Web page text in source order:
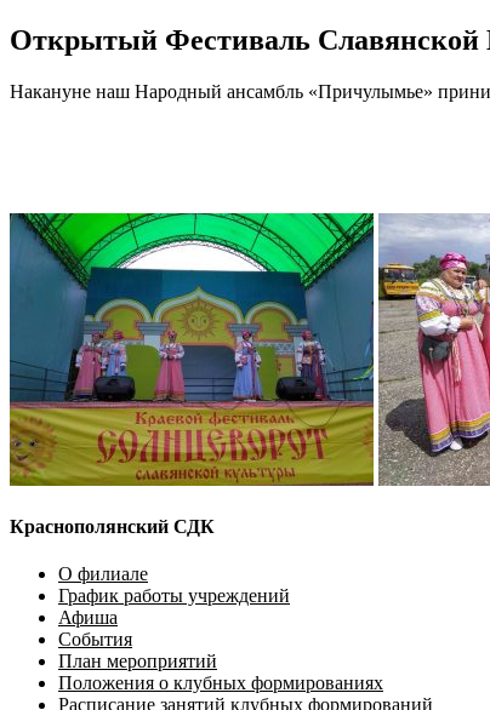
Открытый Фестиваль Славянской
Накануне наш Народный ансамбль «Причулымье»
Краснополянский СДК
О филиале
График работы учреждений
Афиша
События
План мероприятий
Положения о клубных формированиях
Расписание занятий клубных формирований